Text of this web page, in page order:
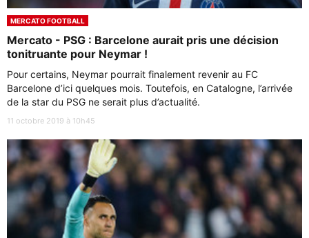
MERCATO FOOTBALL
Mercato - PSG : Barcelone aurait pris une décision
tonitruante pour Neymar !
Pour certains, Neymar pourrait finalement revenir au FC
Barcelone d’ici quelques mois. Toutefois, en Catalogne, l’arrivée
de la star du PSG ne serait plus d’actualité.
11 octobre 2019 à 10h45